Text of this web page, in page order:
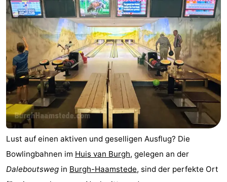
Lust auf einen aktiven und geselligen Ausflug? Die
Bowlingbahnen im Huis van Burgh, gelegen an der
Daleboutsweg in Burgh-Haamstede, sind der perfekte Ort